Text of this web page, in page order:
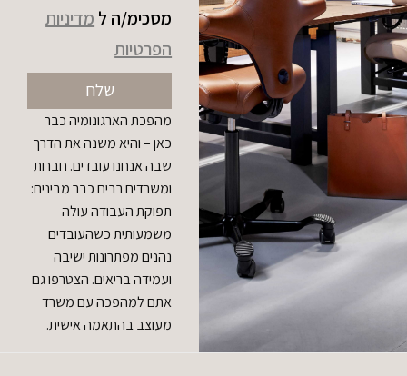
מסכימ/ה ל מדיניות
הפרטיות
שלח
מהפכת הארגונומיה כבר
כאן – והיא משנה את הדרך
שבה אנחנו עובדים. חברות
ומשרדים רבים כבר מבינים:
תפוקת העבודה עולה
משמעותית כשהעובדים
נהנים מפתרונות ישיבה
ועמידה בריאים. הצטרפו גם
אתם למהפכה עם משרד
מעוצב בהתאמה אישית.